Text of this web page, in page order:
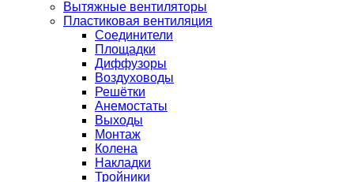
Вытяжные вентиляторы
Пластиковая вентиляция
Соединители
Площадки
Диффузоры
Воздуховоды
Решётки
Анемостаты
Выходы
Монтаж
Колена
Накладки
Тройники